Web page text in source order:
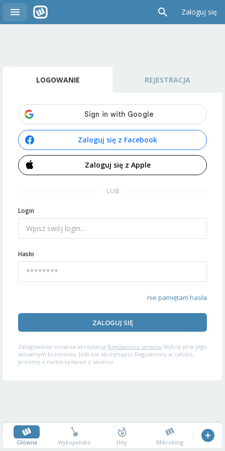
Zaloguj się
LOGOWANIE REJESTRACJA
Zaloguj się z Facebook
Zaloguj się z Apple
LUB
Login
Hasło
nie pamiętam hasła
ZALOGUJ SIĘ
Zalogowanie oznacza akceptację Regulaminu serwisu Wykop.pl w jego
aktualnym brzmieniu. Jeśli nie akceptujesz Regulaminu w całości,
prosimy o niekorzystanie z serwisu.
Główna Wykopalisko Hity Mikroblog